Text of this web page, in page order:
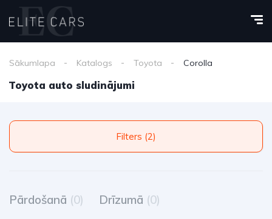
Sākumlapa Katalogs Toyota Corolla
Toyota auto sludinājumi
Filters (2)
Pārdošanā (0) Drīzumā (0)